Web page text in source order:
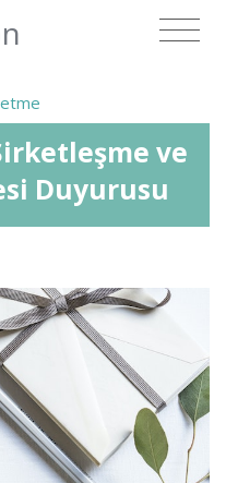
ve
Duyurusu